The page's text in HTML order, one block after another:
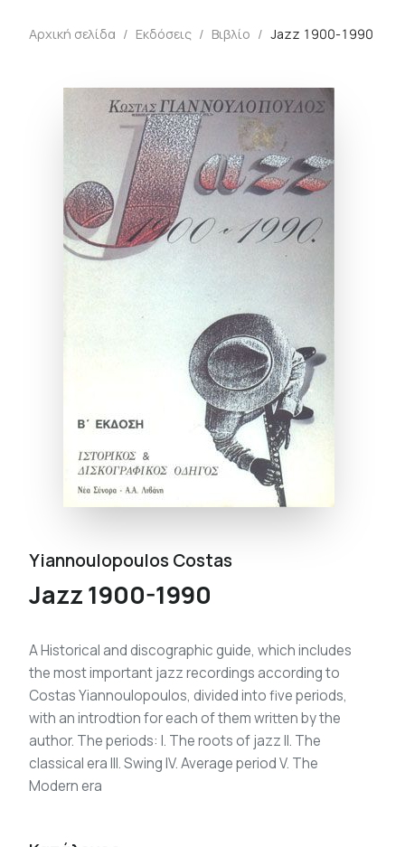
Αρχική σελίδα / Εκδόσεις / Βιβλίο / Jazz 1900-1990
Yiannoulopoulos Costas
Jazz 1900-1990
A Historical and discographic guide, which includes
the most important jazz recordings according to
Costas Yiannoulopoulos, divided into five periods,
with an introdtion for each of them written by the
author. The periods: I. The roots of jazz II. The
classical era III. Swing IV. Average period V. The
Modern era